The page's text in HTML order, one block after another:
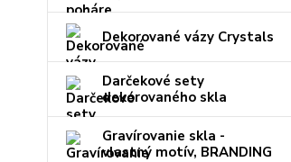
Dekorované vázy Crystals
Darčekové sety
dekorovaného skla
Gravírovanie skla -
vlastný motív, BRANDING